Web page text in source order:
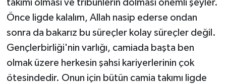
takımı olması ve tribünlerin dolması önemli şeyler.
Önce ligde kalalım, Allah nasip ederse ondan
sonra da bakarız bu süreçler kolay süreçler değil.
Gençlerbirliği'nin varlığı, camiada başta ben
olmak üzere herkesin şahsi kariyerlerinin çok
ötesindedir. Onun için bütün camia takımı ligde